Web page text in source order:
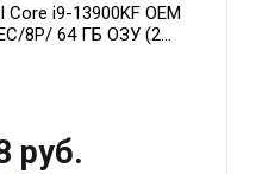
i9-13900KF OEM
8P/ 64 ГБ ОЗУ (2
OC 16GB GDDR7
руб.